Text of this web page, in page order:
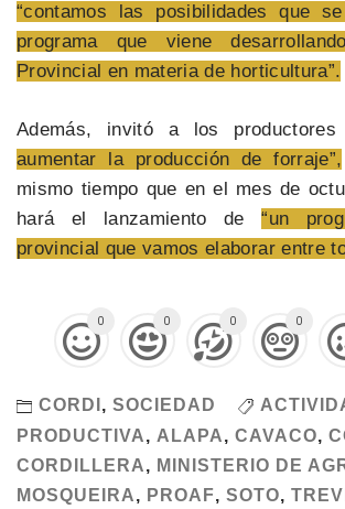
“contamos las posibilidades que
programa que viene
Provincial en materia de horticultura”.
Además, invitó a los
aumentar la producción de forraje”,
mismo tiempo que en el mes de
hará el lanzamiento de“un
provincial que vamos elaborar entre
0 0 0 0
CORDI , SOCIEDAD
PRODUCTIVA, ALAPA, CAVACO,
CORDILLERA, MINISTERIO DE
MOSQUEIRA, PROAF, SOTO,